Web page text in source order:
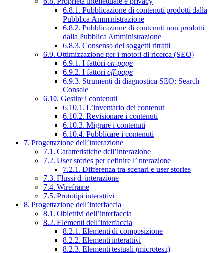
6.8.1. Pubblicazione di contenuti prodotti dalla
Pubblica Amministrazione
6.8.2. Pubblicazione di contenuti non prodotti
dalla Pubblica Amministrazione
6.8.3. Consenso dei soggetti ritratti
6.9. Ottimizzazione per i motori di ricerca (SEO)
6.9.1. I fattori on-page
6.9.2. I fattori off-page
6.9.3. Strumenti di diagnostica SEO: Search
Console
6.10. Gestire i contenuti
6.10.1. L’inventario dei contenuti
6.10.2. Revisionare i contenuti
6.10.3. Migrare i contenuti
6.10.4. Pubblicare i contenuti
7. Progettazione dell’interazione
7.1. Caratteristiche dell’interazione
7.2. User stories per definire l’interazione
7.2.1. Differenza tra scenari e user stories
7.3. Flussi di interazione
7.4. Wireframe
7.5. Prototipi interattivi
8. Progettazione dell’interfaccia
8.1. Obiettivi dell’interfaccia
8.2. Elementi dell’interfaccia
8.2.1. Elementi di composizione
8.2.2. Elementi interattivi
8.2.3. Elementi testuali (microtesti)